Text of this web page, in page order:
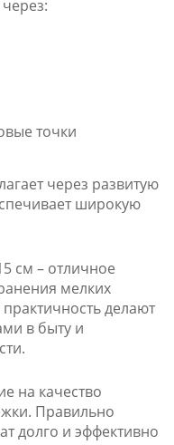
точки
через развитую
широкую
см – отличное
мелких
делают
в быту и
на качество
Правильно
долго и эффективно